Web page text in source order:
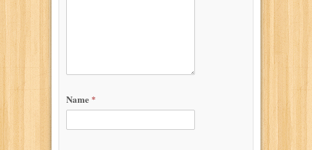
Name *